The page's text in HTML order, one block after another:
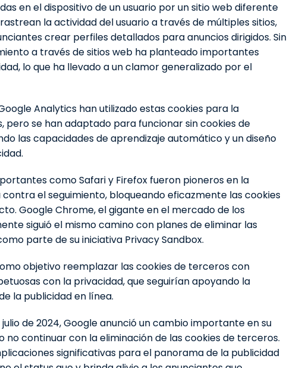
en el dispositivo de un usuario por un sitio web diferente
la actividad del usuario a través de múltiples sitios,
crear perfiles detallados para anuncios dirigidos. Sin
a través de sitios web ha planteado importantes
lo que ha llevado a un clamor generalizado por el
Analytics han utilizado estas cookies para la
pero se han adaptado para funcionar sin cookies de
las capacidades de aprendizaje automático y un diseño
como Safari y Firefox fueron pioneros en la
el seguimiento, bloqueando eficazmente las cookies
Google Chrome, el gigante en el mercado de los
siguió el mismo camino con planes de eliminar las
parte de su iniciativa Privacy Sandbox.
objetivo reemplazar las cookies de terceros con
con la privacidad, que seguirían apoyando la
la publicidad en línea.
de 2024, Google anunció un cambio importante en su
no continuar con la eliminación de las cookies de terceros.
significativas para el panorama de la publicidad